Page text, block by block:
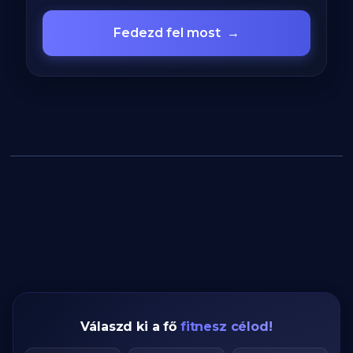
Fedezd fel most →
Válaszd ki a fő fitnesz célod!